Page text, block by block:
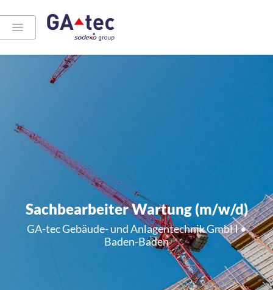
Sachbearbeiter Wartung (m/w/d)
GA-tec Gebäude- und Anlagentechnik GmbH •
Baden-Baden